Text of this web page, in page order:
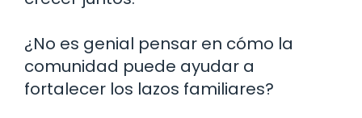
¿No es genial pensar en cómo la
comunidad puede ayudar a
fortalecer los lazos familiares?